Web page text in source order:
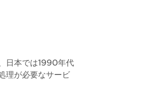
日本では1990年代
理が必要なサービ